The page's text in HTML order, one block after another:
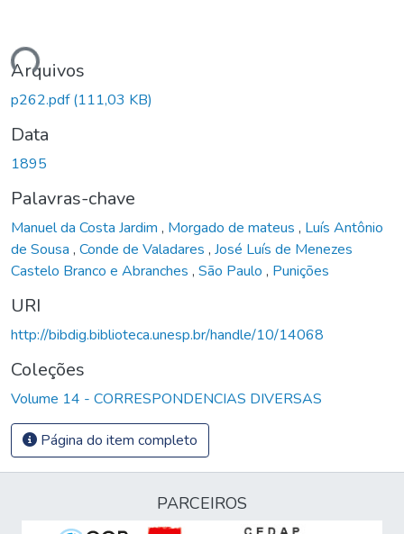
Arquivos
p262.pdf(111,03 KB)
Data
1895
Palavras-chave
Manuel da Costa Jardim , Morgado de mateus , Luís Antônio
de Sousa , Conde de Valadares , José Luís de Menezes
Castelo Branco e Abranches , São Paulo , Punições
URI
http://bibdig.biblioteca.unesp.br/handle/10/14068
Coleções
Volume 14 - CORRESPONDENCIAS DIVERSAS
Página do item completo
PARCEIROS